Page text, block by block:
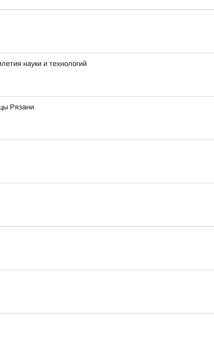
науки и технологий
Рязани